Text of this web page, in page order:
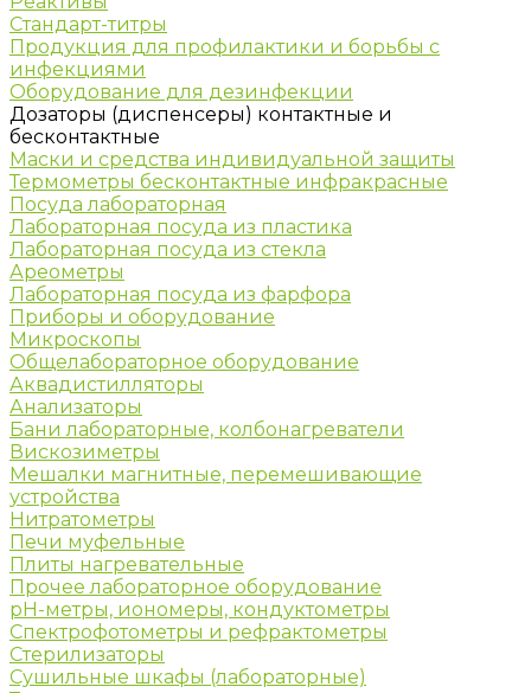
Стандарт-титры
Продукция для профилактики и борьбы с
инфекциями
Оборудование для дезинфекции
Дозаторы (диспенсеры) контактные и
бесконтактные
Маски и средства индивидуальной защиты
Термометры бесконтактные инфракрасные
Посуда лабораторная
Лабораторная посуда из пластика
Лабораторная посуда из стекла
Ареометры
Лабораторная посуда из фарфора
Приборы и оборудование
Микроскопы
Общелабораторное оборудование
Аквадистилляторы
Анализаторы
Бани лабораторные, колбонагреватели
Вискозиметры
Мешалки магнитные, перемешивающие
устройства
Нитратометры
Печи муфельные
Плиты нагревательные
Прочее лабораторное оборудование
рН-метры, иономеры, кондуктометры
Спектрофотометры и рефрактометры
Стерилизаторы
Сушильные шкафы (лабораторные)